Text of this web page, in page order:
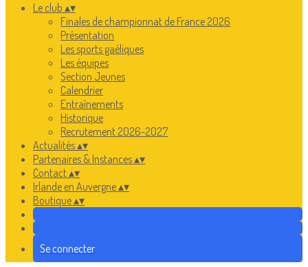
Le club ▴▾
Finales de championnat de France 2026
Présentation
Les sports gaéliques
Les équipes
Section Jeunes
Calendrier
Entraînements
Historique
Recrutement 2026-2027
Actualités▴▾
Partenaires & Instances▴▾
Contact▴▾
Irlande en Auvergne▴▾
Boutique▴▾
Se connecter